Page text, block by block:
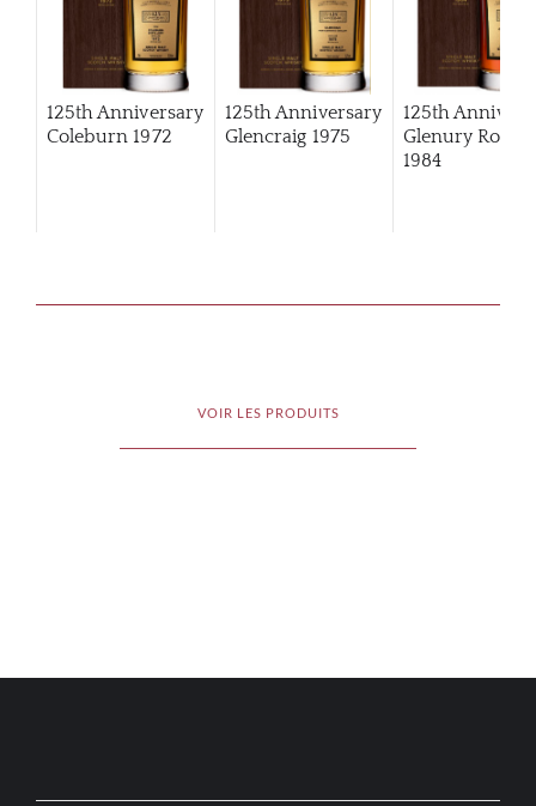
125th Anniversary
Coleburn 1972
125th Anniversary
Glencraig 1975
125th
Glenury Royal
1984
VOIR LES PRODUITS